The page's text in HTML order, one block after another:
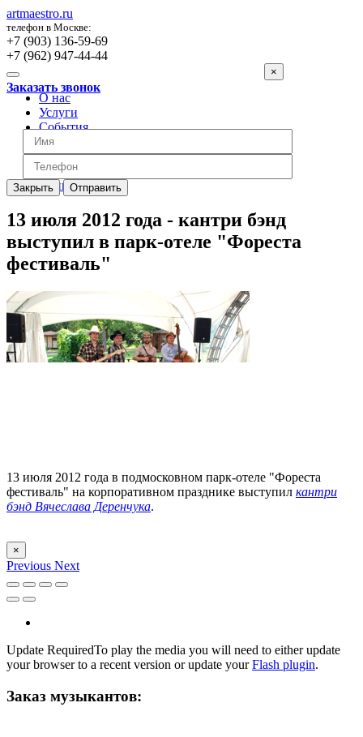
artmaestro.ru
телефон в Москве:
+7 (903) 136-59-69
+7 (962) 947-44-44
Заказать звонок
×
Закрыть Отправить
О нас
Услуги
События
Вопросы
Отзывы
Обратная связь
Цены
13 июля 2012 года - кантри бэнд
выступил в парк-отеле "Фореста
фестиваль"
13 июля 2012 года в подмосковном парк-отеле "Фореста
фестиваль" на корпоративном празднике выступил кантри
бэнд Вячеслава Деренчука.
×
Previous Next
Update RequiredTo play the media you will need to either update
your browser to a recent version or update yourFlash plugin.
Заказ музыкантов: